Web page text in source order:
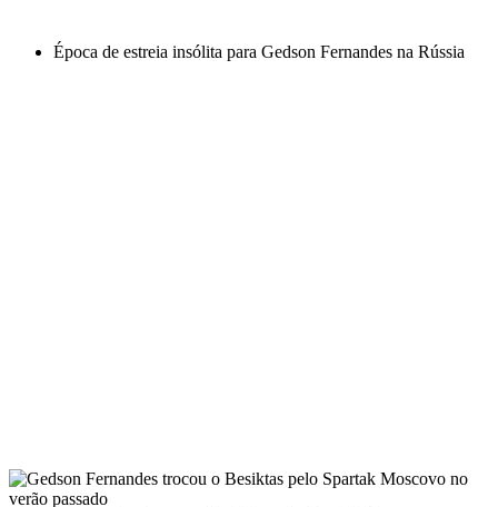
Época de estreia insólita para Gedson Fernandes na Rússia